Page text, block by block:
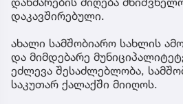
დაკავშირებული.
ახალი სამშობიარო სახლის
და მიმდებარე
ეძლევა შესაძლებლობა,
საკუთარ ქალაქში მიიღოს.